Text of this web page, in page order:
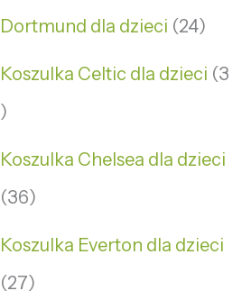
Dortmund dla dzieci 24
Koszulka Celtic dla dzieci 3
Koszulka Chelsea dla dzieci
36
Koszulka Everton dla dzieci
27